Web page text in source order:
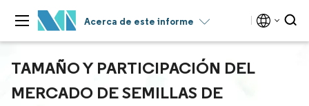
Acerca de este informe
TAMAÑO Y PARTICIPACIÓN DEL
MERCADO DE SEMILLAS DE